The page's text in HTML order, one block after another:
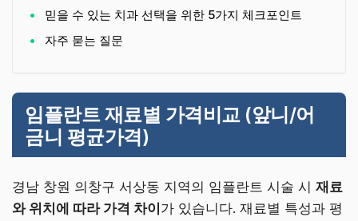
믿을 수 있는 치과 선택을 위한 5가지 체크포인트
자주 묻는 질문
임플란트 재료별 가격비교 (앞니/어
금니 평균가격)
경남 창원 의창구 서상동 지역의 임플란트 시술 시 재료
와 위치에 따라 가격 차이 가 있습니다. 재료별 특성과 평